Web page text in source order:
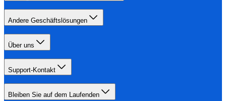
Andere Geschäftslösungen
Über uns
Support-Kontakt
Bleiben Sie auf dem Laufenden